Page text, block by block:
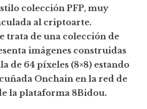
colección PFP, muy
al criptoarte.
trata de una colección de
imágenes construidas
de 64 píxeles (8×8) estando
Onchain en la red de
la plataforma 8Bidou.